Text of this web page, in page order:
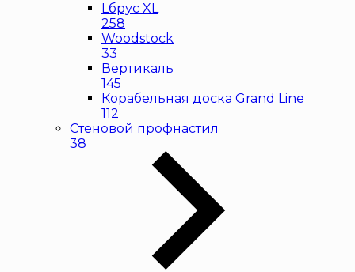
Lбрус XL
258
Woodstock
33
Вертикаль
145
Корабельная доска Grand Line
112
Стеновой профнастил
38